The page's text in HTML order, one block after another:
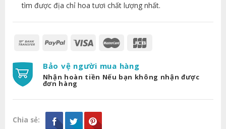
tìm được địa chỉ hoa tươi chất lượng nhất.
Bảo vệ người mua hàng
Nhận hoàn tiền Nếu bạn không nhận được
đơn hàng
Chia sẻ: